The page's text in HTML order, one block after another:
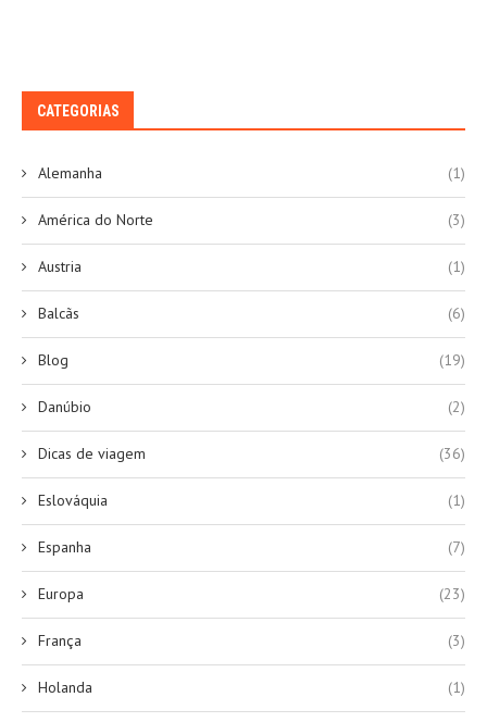
CATEGORIAS
Alemanha (1)
América do Norte (3)
Austria (1)
Balcãs (6)
Blog (19)
Danúbio (2)
Dicas de viagem (36)
Eslováquia (1)
Espanha (7)
Europa (23)
França (3)
Holanda (1)